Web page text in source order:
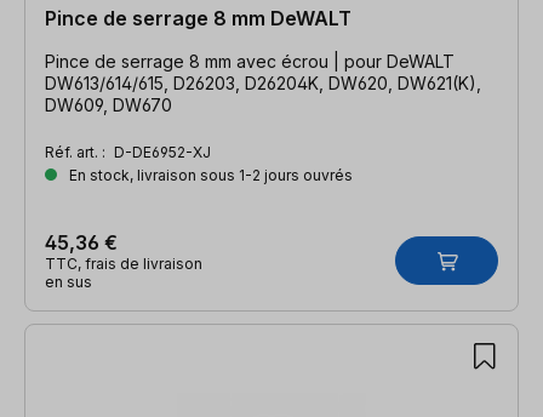
Pince de serrage 8 mm DeWALT
Pince de serrage 8 mm avec écrou | pour DeWALT
DW613/614/615, D26203, D26204K, DW620, DW621(K),
DW609, DW670
Réf. art. : D-DE6952-XJ
En stock, livraison sous 1-2 jours ouvrés
45,36 €
TTC, frais de livraison
en sus